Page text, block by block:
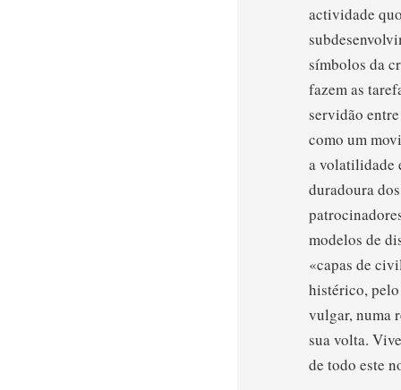
actividade
símbolos da
fazem as
servidão
como um
a volatilidade
duradoura
modelos de
«capas de
histérico,
vulgar, numa
sua volta.
de todo este